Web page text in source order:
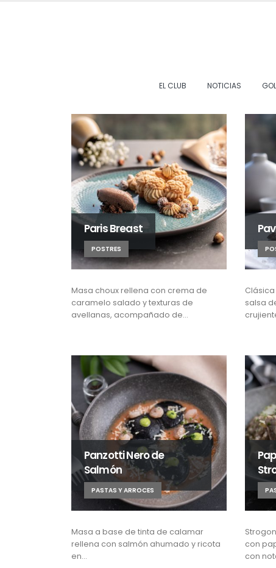
EL CLUB NOTICIAS
Paris Breast
POSTRES
Masa choux rellena con crema de
caramelo salado y texturas de
avellanas, acompañado de…
salsa
Panzotti Nero de
Salmón
PASTAS Y ARROCES
Masa a base de tinta de calamar
rellena con salmón ahumado y ricota
en…
con
con